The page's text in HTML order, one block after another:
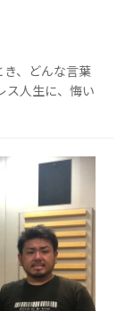
、どんな言葉
ス人生に、悔い